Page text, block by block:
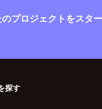
プロジェクトをスタ
探す